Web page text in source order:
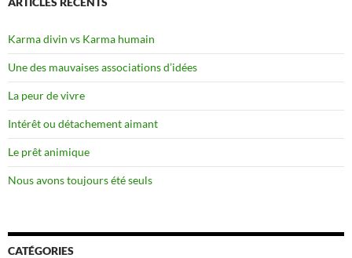
Karma divin vs Karma humain
Une des mauvaises associations d’idées
La peur de vivre
Intérêt ou détachement aimant
Le prêt animique
Nous avons toujours été seuls
CATÉGORIES